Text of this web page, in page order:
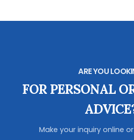
ARE YOU
FOR PERSONAL
Make your inquiry online